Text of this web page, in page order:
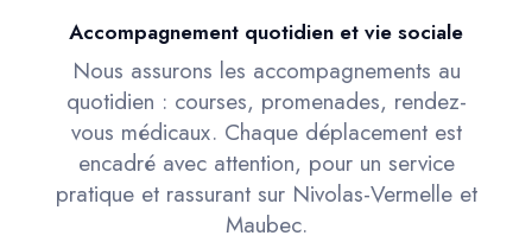
Accompagnement quotidien et vie sociale
Nous assurons les accompagnements au
quotidien : courses, promenades, rendez-
vous médicaux. Chaque déplacement est
encadré avec attention, pour un service
pratique et rassurant sur Nivolas-Vermelle et
Maubec.